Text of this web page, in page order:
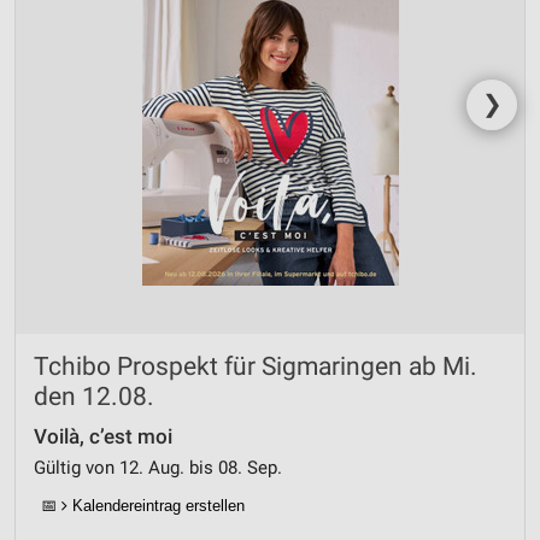
❯
Tchibo Prospekt für Sigmaringen ab Mi.
den 12.08.
Voilà, c’est moi
Gültig von 12. Aug. bis 08. Sep.
📅 Kalendereintrag erstellen